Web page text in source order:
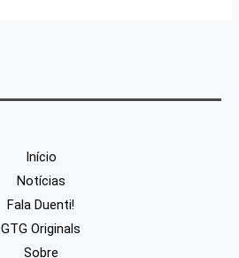
Início
Notícias
Fala Duenti!
GTG Originals
Sobre